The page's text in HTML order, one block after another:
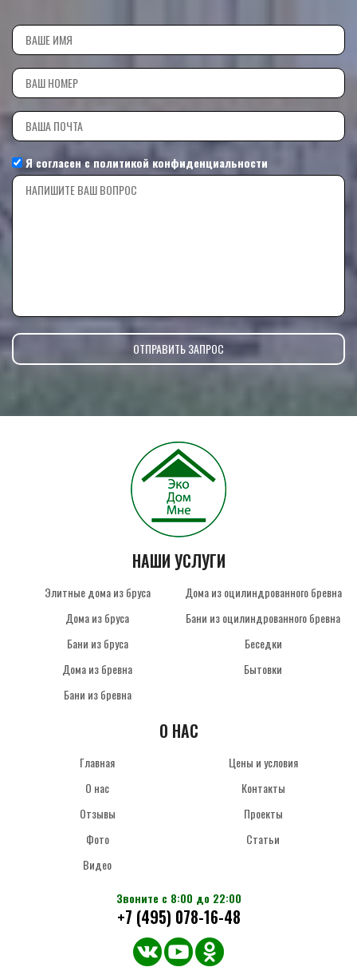
Я согласен сполитикой конфиденциальности
НАШИ УСЛУГИ
Элитные дома из бруса
Дома из бруса
Бани из бруса
Дома из бревна
Бани из бревна
Дома из оцилиндрованного бревна
Бани из оцилиндрованного бревна
Беседки
Бытовки
О НАС
Главная
О нас
Отзывы
Фото
Видео
Цены и условия
Контакты
Проекты
Статьи
Звоните с 8:00 до 22:00
+7 (495) 078-16-48